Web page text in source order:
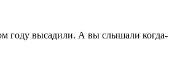
году высадили. А вы слышали когда-